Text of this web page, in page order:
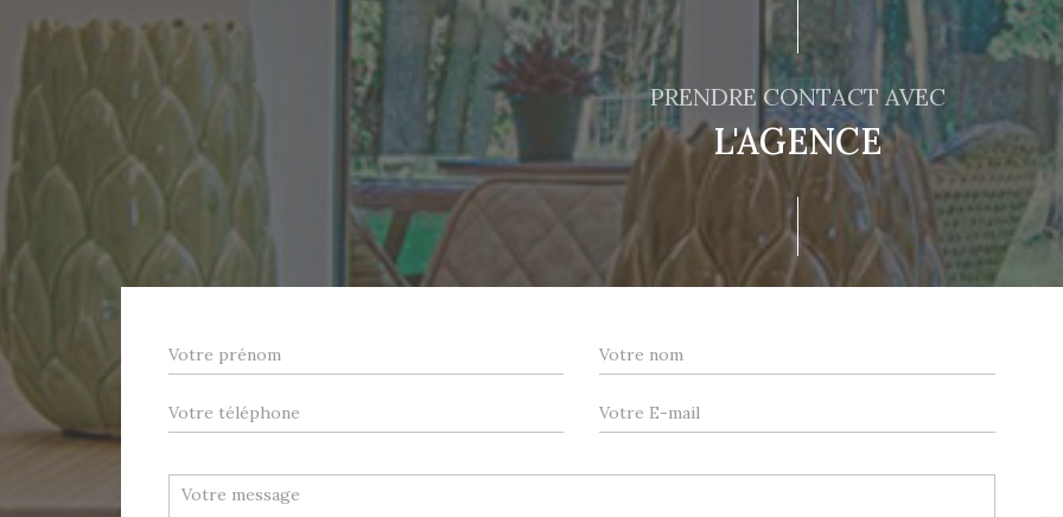
PRENDRE CONTACT AVEC
L'AGENCE